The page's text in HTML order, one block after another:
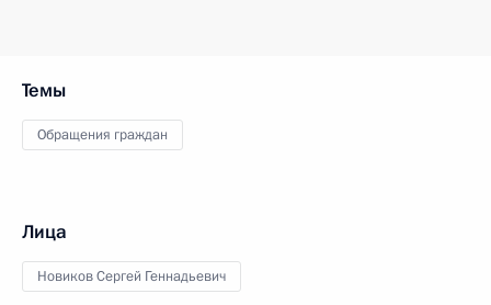
Темы
Обращения граждан
Лица
Новиков Сергей Геннадьевич